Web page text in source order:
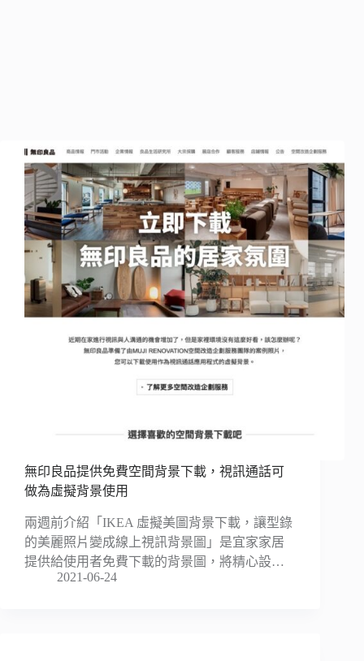
無印良品提供免費空間背景下載，視訊通話可
做為虛擬背景使用
兩週前介紹「IKEA 虛擬美圖背景下載，讓型錄
的美麗照片變成線上視訊背景圖」是宜家家居
提供給使用者免費下載的背景圖，將精心設…
2021-06-24